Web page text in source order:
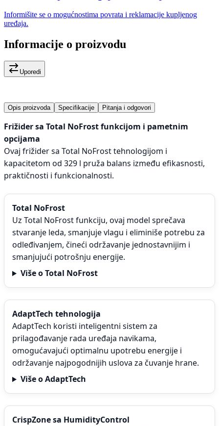
Informišite se o mogućnostima povrata i reklamacije kupljenog
uređaja.
Informacije o proizvodu
Uporedi
Opis proizvoda Specifikacije Pitanja i odgovori
Frižider sa Total NoFrost funkcijom i pametnim
opcijama
Ovaj frižider sa Total NoFrost tehnologijom i
kapacitetom od 329 l pruža balans između efikasnosti,
praktičnosti i funkcionalnosti.
Total NoFrost
Uz Total NoFrost funkciju, ovaj model sprečava
stvaranje leda, smanjuje vlagu i eliminiše potrebu za
odleđivanjem, čineći održavanje jednostavnijim i
smanjujući potrošnju energije.
Više o Total NoFrost
AdaptTech tehnologija
AdaptTech koristi inteligentni sistem za
prilagođavanje rada uređaja navikama,
omogućavajući optimalnu upotrebu energije i
održavanje najpogodnijih uslova za čuvanje hrane.
Više o AdaptTech
CrispZone sa HumidityControl